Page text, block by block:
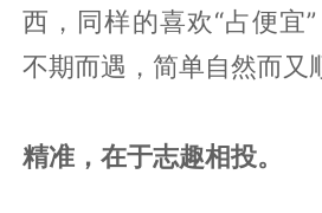
西，同样的喜欢“占便宜
不期而遇，简单自然而又
精准，在于志趣相投。